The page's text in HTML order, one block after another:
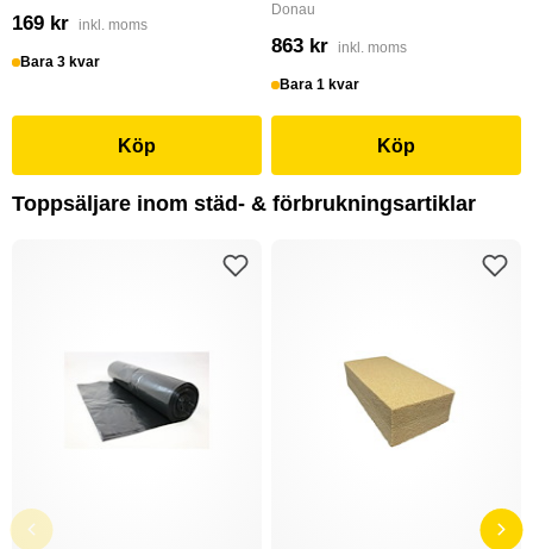
169 kr inkl. moms
Bara 3 kvar
Köp
Donau
863 kr inkl. moms
Bara 1 kvar
Köp
Toppsäljare inom städ- & förbrukningsartiklar